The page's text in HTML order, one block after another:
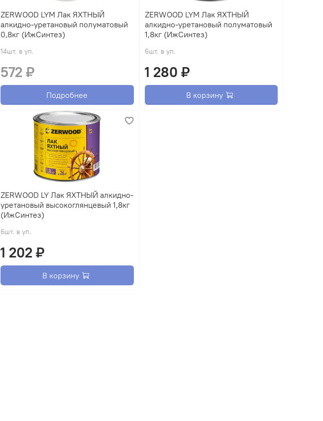
ZERWOOD LYM Лак ЯХТНЫЙ
алкидно-уретановый полуматовый
0,8кг (ИжСинтез)
14шт. в уп.
572 ₽
Подробнее
ZERWOOD LYM Лак ЯХТНЫЙ
алкидно-уретановый полуматовый
1,8кг (ИжСинтез)
6шт. в уп.
1 280 ₽
В корзину
ZERWOOD LY Лак ЯХТНЫЙ алкидно-
уретановый высокоглянцевый 1,8кг
(ИжСинтез)
6шт. в уп.
1 202 ₽
В корзину